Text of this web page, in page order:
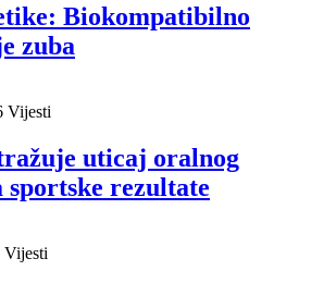
Biokompatibilno
zuba
Vijesti
uticaj oralnog
rezultate
Vijesti